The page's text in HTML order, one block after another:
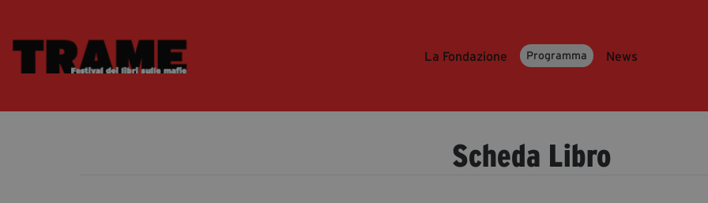
La Fondazione Programma News
Scheda Libro